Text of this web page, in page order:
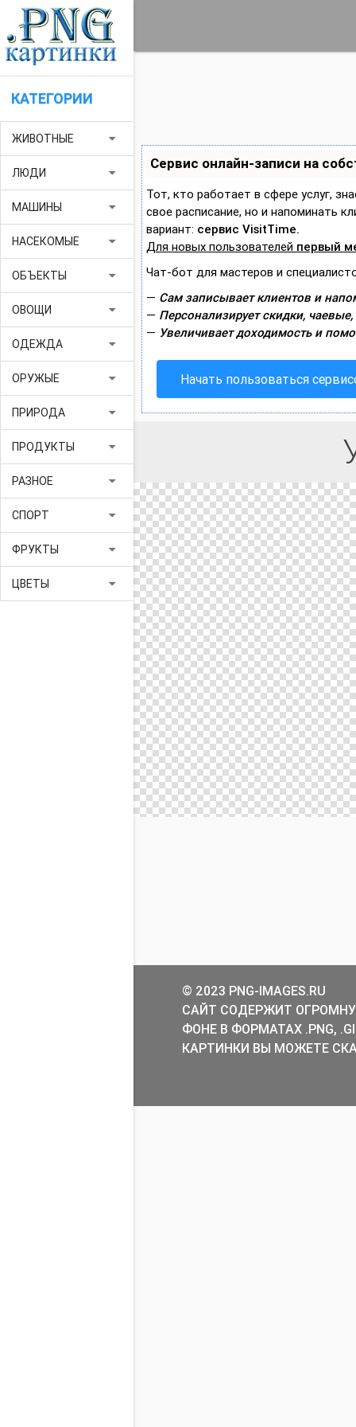
КАТЕГОРИИ
ЖИВОТНЫЕ arrow_drop_down
ЛЮДИ arrow_drop_down
МАШИНЫ arrow_drop_down
НАСЕКОМЫЕ arrow_drop_down
ОБЪЕКТЫ arrow_drop_down
ОВОЩИ arrow_drop_down
ОДЕЖДА arrow_drop_down
ОРУЖЫЕ arrow_drop_down
ПРИРОДА arrow_drop_down
ПРОДУКТЫ arrow_drop_down
РАЗНОЕ arrow_drop_down
СПОРТ arrow_drop_down
ФРУКТЫ arrow_drop_down
ЦВЕТЫ arrow_drop_down
Сервис онлайн-записи на
Тот, кто работает в сфере услуг,
свое расписание, но и напоминать
вариант: сервис VisitTime.
Для новых пользователей первый
Чат-бот для мастеров и
— Сам записывает клиентов и
— Персонализирует скидки,
— Увеличивает доходимость и
Начать пользоваться
© 2023 PNG-IMAGES.RU
САЙТ СОДЕРЖИТ
ФОНЕ В ФОРМАТАХ .PNG,
КАРТИНКИ ВЫ МОЖЕТЕ